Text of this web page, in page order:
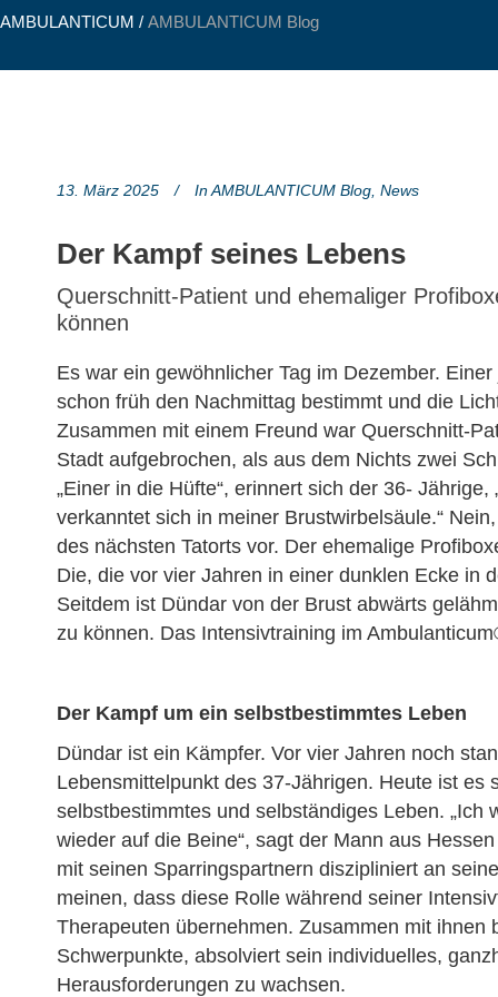
AMBULANTICUM / AMBULANTICUM Blog
13. März 2025 InAMBULANTICUM Blog News
Der Kampf seines Lebens
Querschnitt-Patient und ehemaliger
können
Es war ein gewöhnlicher Tag im Dezember.
schon früh den Nachmittag bestimmt und die
Zusammen mit einem Freund war Querschnitt-
Stadt aufgebrochen, als aus dem Nichts zwei
„Einer in die Hüfte“, erinnert sich der 36-
verkanntet sich in meiner Brustwirbelsäule.“
des nächsten Tatorts vor. Der ehemalige
Die, die vor vier Jahren in einer dunklen Ecke in
Seitdem ist Dündar von der Brust abwärts
zu können. Das Intensivtraining im
Der Kampf um ein selbstbestimmtes Leben
Dündar ist ein Kämpfer. Vor vier Jahren noch
Lebensmittelpunkt des 37-Jährigen. Heute ist es
selbstbestimmtes und selbständiges Leben. „Ich
wieder auf die Beine“, sagt der Mann aus
mit seinen Sparringspartnern diszipliniert an
meinen, dass diese Rolle während seiner
Therapeuten übernehmen. Zusammen mit ihnen
Schwerpunkte, absolviert sein individuelles,
Herausforderungen zu wachsen.
Startseite
Jetzt anrufen
Kontakt
Facebook